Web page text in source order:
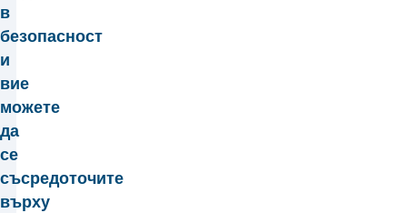
в
безопасност
и
вие
можете
да
се
съсредоточите
върху